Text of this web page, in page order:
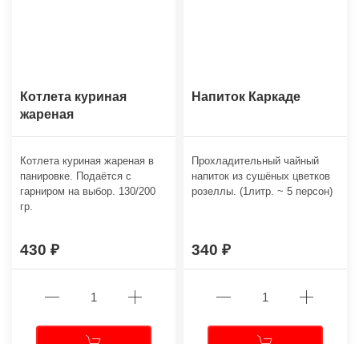
Котлета куриная
жареная
Котлета куриная жареная в
панировке. Подаётся с
гарниром на выбор. 130/200
гр.
430
Напиток Каркаде
Прохладительный чайный
напиток из сушёных цветков
розеллы. (1литр. ~ 5 персон)
340